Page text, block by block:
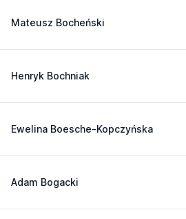
Mateusz Bocheński
Henryk Bochniak
Ewelina Boesche-Kopczyńska
Adam Bogacki